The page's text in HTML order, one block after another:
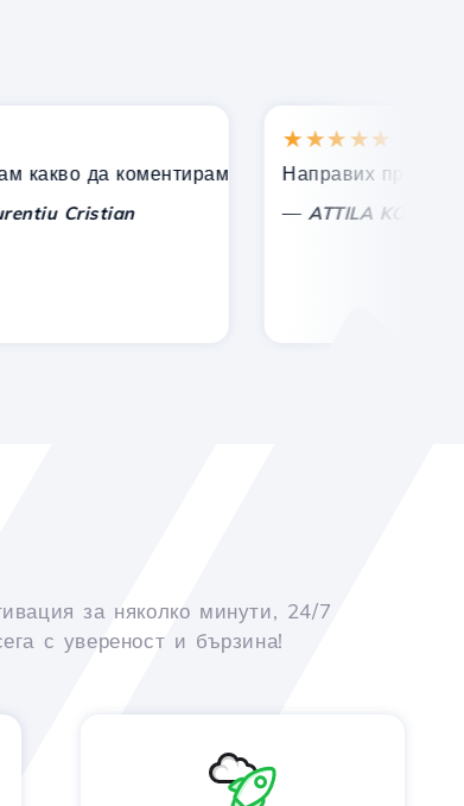
да коментирам, само да изразя
Cristian
★★★★★
Направих правилния
ATTILA KOLES
за няколко минути, 24/7
с увереност и бързина!